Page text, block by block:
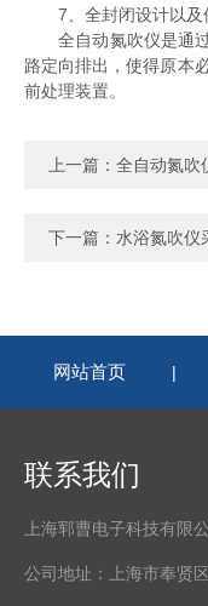
7、全封闭设计以及仪
全自动氮吹仪是通过
路定向排出，使得原本
前处理装置。
上一篇： 全自动氮吹
下一篇： 水浴氮吹仪
网站首页 |
联系我们
上海郓曹电子科技有限
公司地址：上海市奉贤